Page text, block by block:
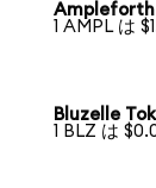
Ampleforth
1 AMPL は
Bluzelle
1 BLZ は